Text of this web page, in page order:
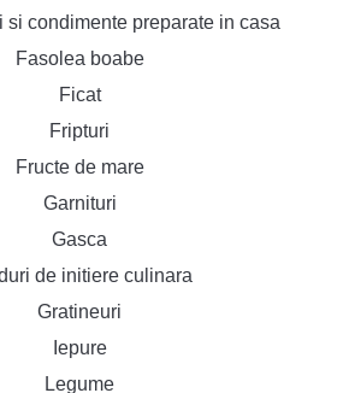
si condimente preparate in casa
Fasolea boabe
Ficat
Fripturi
Fructe de mare
Garnituri
Gasca
de initiere culinara
Gratineuri
Iepure
Legume